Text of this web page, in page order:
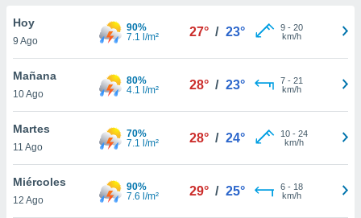
en
y
disponible
Hoy
9 Ago
90%
7.1 l/m²
27° / 23° 9- 20
km/h
Mañana
10 Ago
80%
4.1 l/m²
28° / 23° 7- 21
km/h
Martes
11 Ago
70%
7.1 l/m²
28° / 24° 10- 24
km/h
Miércoles
12 Ago
90%
7.6 l/m²
29° / 25° 6- 18
km/h